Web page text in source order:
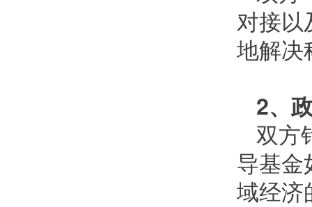
对接
地解决
2、
双方
导基金
域经济